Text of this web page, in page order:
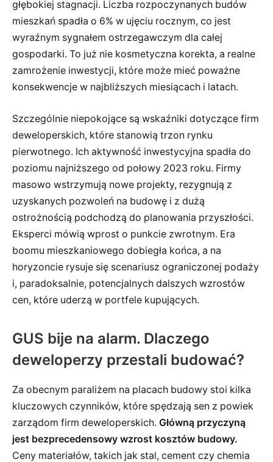
głębokiej stagnacji. Liczba rozpoczynanych budów
mieszkań spadła o 6% w ujęciu rocznym, co jest
wyraźnym sygnałem ostrzegawczym dla całej
gospodarki. To już nie kosmetyczna korekta, a realne
zamrożenie inwestycji, które może mieć poważne
konsekwencje w najbliższych miesiącach i latach.
Szczególnie niepokojące są wskaźniki dotyczące firm
deweloperskich, które stanowią trzon rynku
pierwotnego. Ich aktywność inwestycyjna spadła do
poziomu najniższego od połowy 2023 roku. Firmy
masowo wstrzymują nowe projekty, rezygnują z
uzyskanych pozwoleń na budowę i z dużą
ostrożnością podchodzą do planowania przyszłości.
Eksperci mówią wprost o punkcie zwrotnym. Era
boomu mieszkaniowego dobiegła końca, a na
horyzoncie rysuje się scenariusz ograniczonej podaży
i, paradoksalnie, potencjalnych dalszych wzrostów
cen, które uderzą w portfele kupujących.
GUS bije na alarm. Dlaczego
deweloperzy przestali budować?
Za obecnym paraliżem na placach budowy stoi kilka
kluczowych czynników, które spędzają sen z powiek
zarządom firm deweloperskich. Główną przyczyną
jest bezprecedensowy wzrost kosztów budowy.
Ceny materiałów, takich jak stal, cement czy chemia